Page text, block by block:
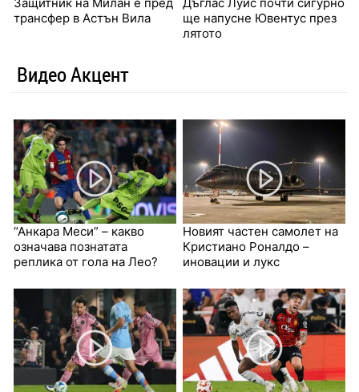
трансфер в Астън Вила
ще напусне Ювентус през
лятото
Видео Акцент
“Анкара Меси” – какво
означава познатата
реплика от гола на Лео?
Новият частен самолет на
Кристиано Роналдо –
иновации и лукс